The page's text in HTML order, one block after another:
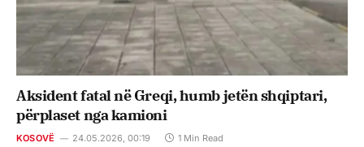
Aksident fatal në Greqi, humb jetën shqiptari,
përplaset nga kamioni
KOSOVË 24.05.2026, 00:19 1 Min Read